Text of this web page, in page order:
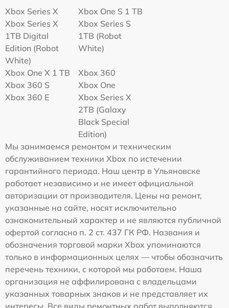
Xbox Series X
Xbox One S 1 TB
Xbox Series X
1TB Digital
Edition (Robot
White)
Xbox Series S
1TB (Robot
White)
Xbox One X 1 TB
Xbox 360
Xbox 360 S
Xbox One
Xbox 360 E
Xbox Series X
2TB (Galaxy
Black Special
Edition)
Мы занимаемся ремонтом и техническим
обслуживанием техники Xbox по истечении
гарантийного периода. Наш центр в Ульяновске
работает независимо и не имеет официальной
авторизации от производителя. Цены на ремонт,
указанные на сайте, носят исключительно
ознакомительный характер и не являются публичной
офертой согласно п. 2 ст. 437 ГК РФ. Названия и
обозначения торговой марки Xbox упоминаются
только в информационных целях — чтобы обозначить
перечень техники, с которой мы работаем. Наша
организация не аффилирована с владельцами
указанных товарных знаков и не представляет их